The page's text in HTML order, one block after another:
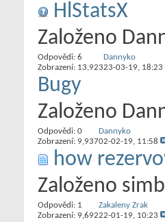
HlStatsX
Založeno
Odpovědi: 6
Zobrazení: 13,923
Dannyko
23-03-19, 18:23
Bugy
Založeno
Odpovědi: 0
Zobrazení: 9,937
Dannyko
02-02-19, 11:58
how
Založeno
Odpovědi: 1
Zobrazení: 9,692
Zakaleny Zrak
22-01-19, 10:23